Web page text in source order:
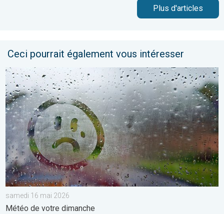
Plus d'articles
Ceci pourrait également vous intéresser
Une journée encore bien frisquette. Météo de votre
samedi 16 mai 2026
Météo de votre dimanche